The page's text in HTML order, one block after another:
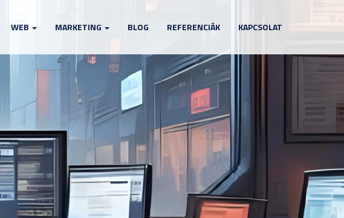
WEB MARKETING BLOG REFERENCIÁK KAPCSOLAT